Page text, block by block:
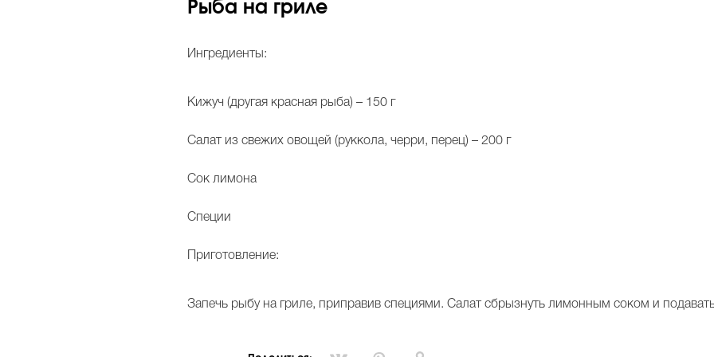
Рыба на гриле
Ингредиенты:
Кижуч (другая красная рыба) – 150 г
Салат из свежих овощей (руккола, черри, перец) – 200 г
Сок лимона
Специи
Приготовление:
Запечь рыбу на гриле, приправив специями. Салат сбрызнуть лимонным соком и